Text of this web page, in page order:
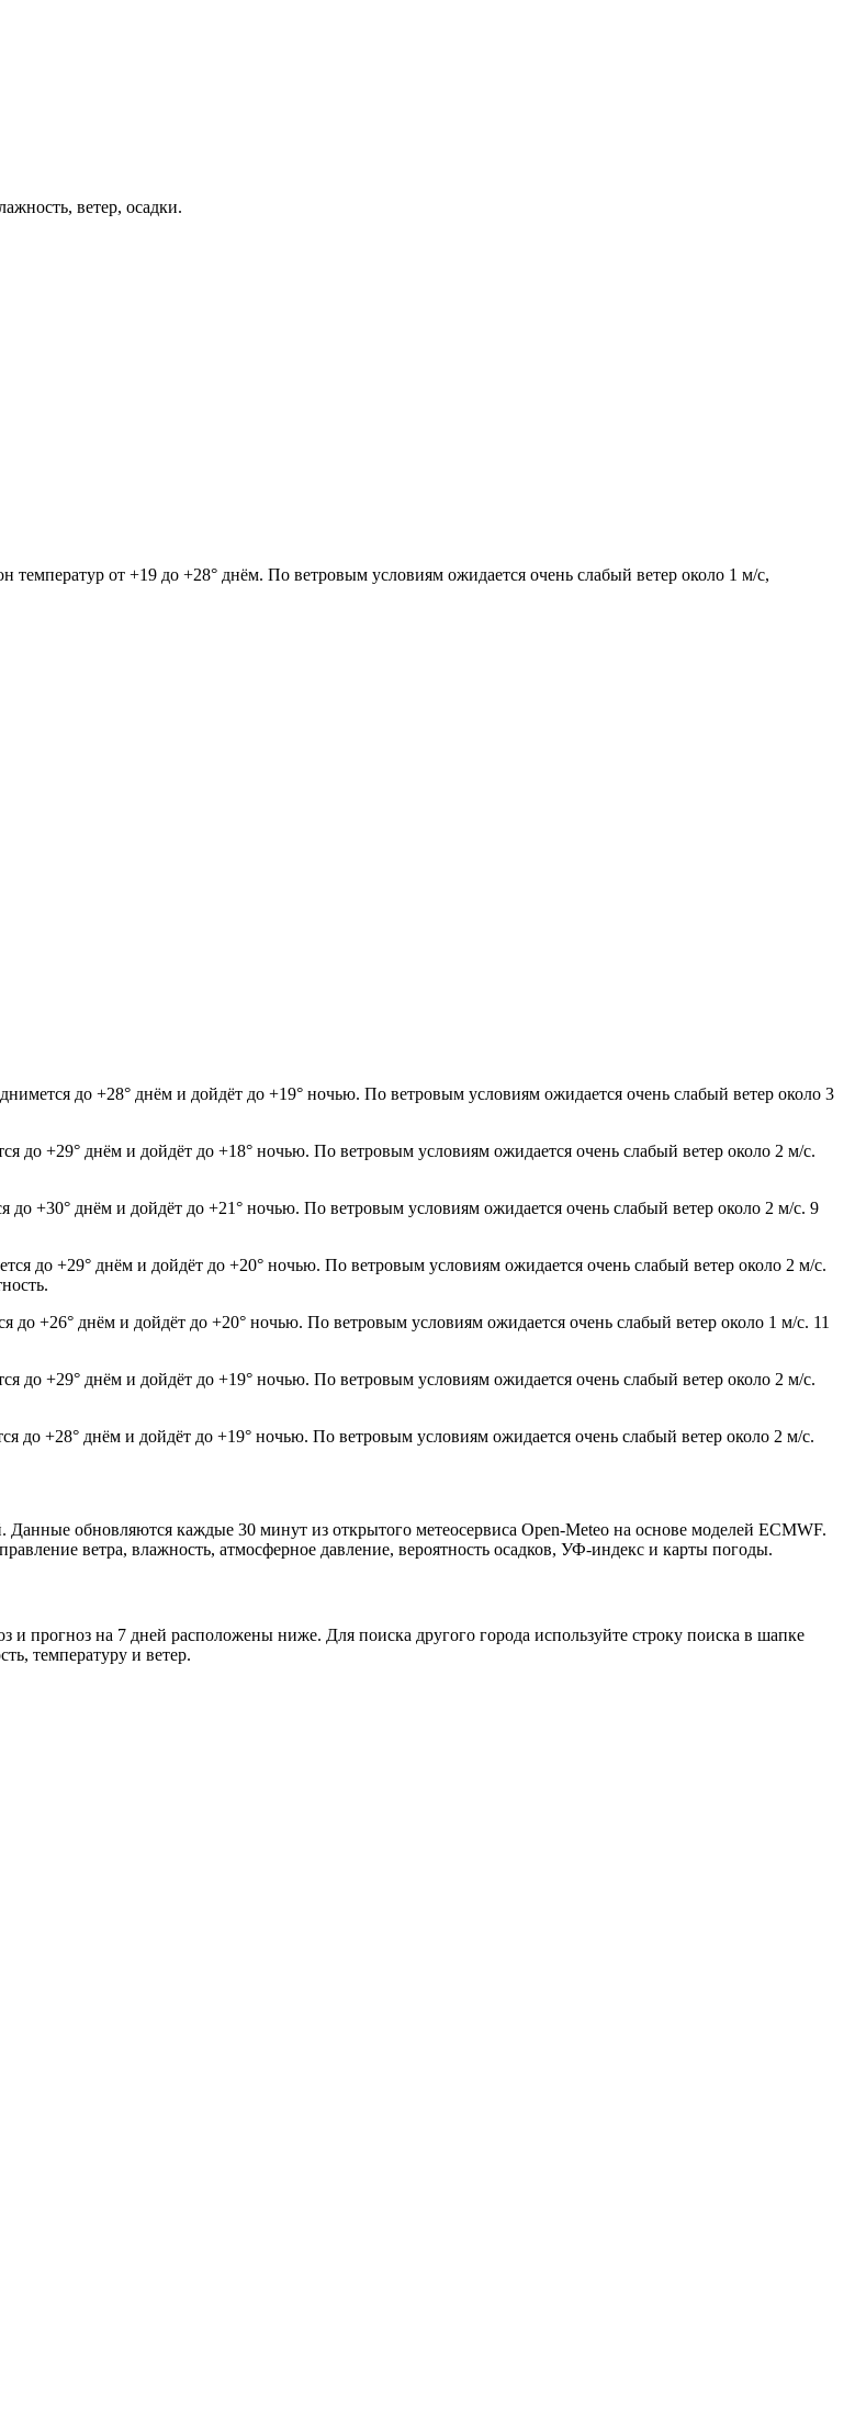
ветер, осадки.
температур от +19 до +28° днём. По ветровым условиям ожидается очень слабый ветер около 1 м/с,
до +28° днём и дойдёт до +19° ночью. По ветровым условиям ожидается очень слабый ветер около 3
до +29° днём и дойдёт до +18° ночью. По ветровым условиям ожидается очень слабый ветер около 2 м/с.
до +30° днём и дойдёт до +21° ночью. По ветровым условиям ожидается очень слабый ветер около 2 м/с. 9
до +29° днём и дойдёт до +20° ночью. По ветровым условиям ожидается очень слабый ветер около 2 м/с.
до +26° днём и дойдёт до +20° ночью. По ветровым условиям ожидается очень слабый ветер около 1 м/с. 11
до +29° днём и дойдёт до +19° ночью. По ветровым условиям ожидается очень слабый ветер около 2 м/с.
до +28° днём и дойдёт до +19° ночью. По ветровым условиям ожидается очень слабый ветер около 2 м/с.
обновляются каждые 30 минут из открытого метеосервиса Open-Meteo на основе моделей ECMWF.
ветра, влажность, атмосферное давление, вероятность осадков, УФ-индекс и карты погоды.
прогноз на 7 дней расположены ниже. Для поиска другого города используйте строку поиска в шапке
температуру и ветер.